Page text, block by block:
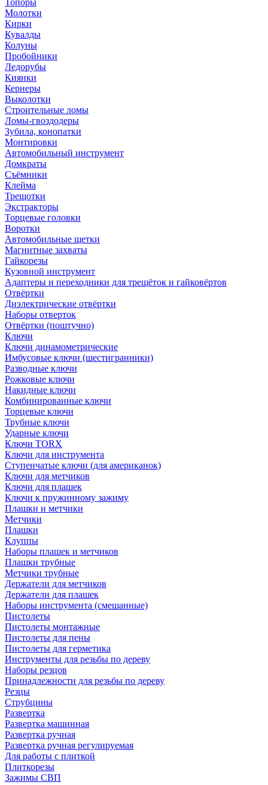
Топоры
Молотки
Кирки
Кувалды
Колуны
Пробойники
Ледорубы
Киянки
Кернеры
Выколотки
Строительные ломы
Ломы-гвоздодеры
Зубила, конопатки
Монтировки
Автомобильный инструмент
Домкраты
Съёмники
Клейма
Трещотки
Экстракторы
Торцевые головки
Воротки
Автомобильные щетки
Магнитные захваты
Гайкорезы
Кузовной инструмент
Адаптеры и переходники для трещёток и гайковёртов
Отвёртки
Диэлектрические отвёртки
Наборы отверток
Отвёртки (поштучно)
Ключи
Ключи динамометрические
Имбусовые ключи (шестигранники)
Разводные ключи
Рожковые ключи
Накидные ключи
Комбинированные ключи
Торцевые ключи
Трубные ключи
Ударные ключи
Ключи TORX
Ключи для инструмента
Ступенчатые ключи (для американок)
Ключи для метчиков
Ключи для плашек
Ключи к пружинному зажиму
Плашки и метчики
Метчики
Плашки
Клуппы
Наборы плашек и метчиков
Плашки трубные
Метчики трубные
Держатели для метчиков
Держатели для плашек
Наборы инструмента (смешанные)
Пистолеты
Пистолеты монтажные
Пистолеты для пены
Пистолеты для герметика
Инструменты для резьбы по дереву
Наборы резцов
Принадлежности для резьбы по дереву
Резцы
Струбцины
Развертка
Развертка машинная
Развертка ручная
Развертка ручная регулируемая
Для работы с плиткой
Плиткорезы
Зажимы СВП